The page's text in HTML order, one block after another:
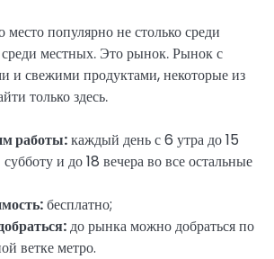
место популярно не столько среди
среди местных. Это рынок. Рынок с
и свежими продуктами, некоторые из
только здесь.
работы:каждый день с 6 утра до 15
и до 18 вечера во все остальные
бесплатно;
до рынка можно добраться по
ветке метро.